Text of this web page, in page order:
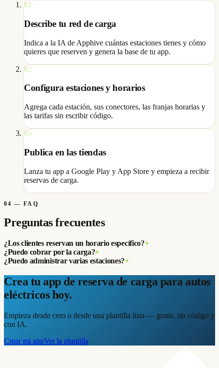
01
Describe tu red de carga
Indica a la IA de Apphive cuántas estaciones tienes y cómo
quieres que reserven y genera la base de tu app.
02
Configura estaciones y horarios
Agrega cada estación, sus conectores, las franjas horarias y
las tarifas sin escribir código.
03
Publica en las tiendas
Lanza tu app a Google Play y App Store y empieza a recibir
reservas de carga.
04 —FAQ
Preguntas frecuentes
¿Los clientes reservan un horario específico?+
¿Puedo cobrar por la carga?+
¿Puedo administrar varias estaciones?+
Crea tu app de reserva de carga para autos
eléctricos hoy.
Empieza desde cero o desde una plantilla lista — gratis, sin código y
con IA.
Crear mi appVer la plantilla